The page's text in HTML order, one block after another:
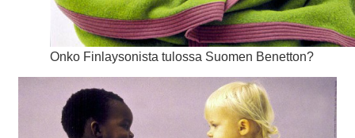
Onko Finlaysonista tulossa Suomen Benetton?